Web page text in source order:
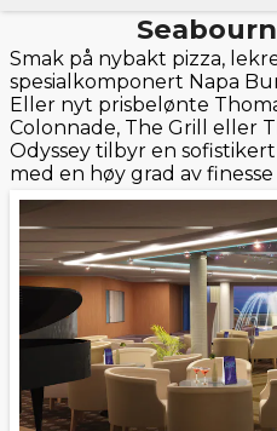
Smak på nybakt pizza,
spesialkomponert Napa
Eller nyt prisbelønte
Colonnade, The Grill eller
Odyssey tilbyr en
med en høy grad av